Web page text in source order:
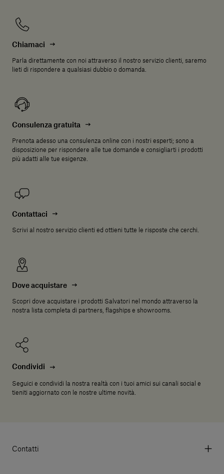
Chiamaci
Parla direttamente con noi attraverso il nostro servizio clienti, saremo
lieti di rispondere a qualsiasi dubbio o domanda.
Consulenza gratuita
Prenota adesso una consulenza online con i nostri esperti; sono a
disposizione per rispondere alle tue domande e consigliarti i prodotti
più adatti alle tue esigenze.
Contattaci
Scrivi al nostro servizio clienti ed ottieni tutte le risposte che cerchi.
Dove acquistare
Scopri dove acquistare i prodotti Salvatori nel mondo attraverso la
nostra lista completa di partners, flagships e showrooms.
Condividi
Seguici e condividi la nostra realtà con i tuoi amici sui canali social e
tieniti aggiornato con le nostre ultime novità.
Contatti